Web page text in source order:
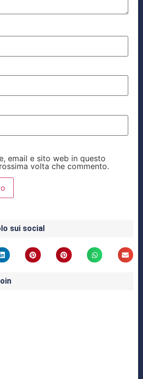
email e sito web in questo
volta che commento.
sui social